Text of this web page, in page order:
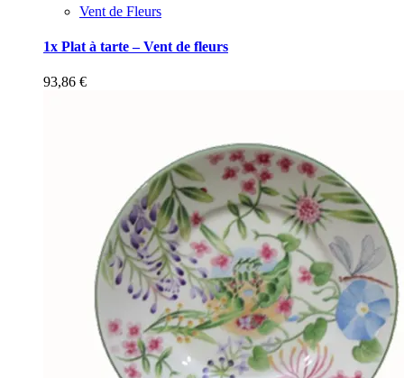
Vent de Fleurs
1x Plat à tarte – Vent de fleurs
93,86 €